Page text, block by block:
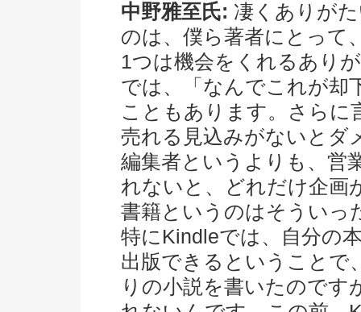
中野雅至氏: 凄くありが
のは、僕ら著者にとって
1つは機会をくれるあり
では、「なんでこれが却
こともあります。さらに
売れる見込みがないとダ
編集者というよりも、営
れないと、どれだけ企画
書籍というのはそういっ
特にKindleでは、自分の
出版できるということで
りの小説を書いたのです